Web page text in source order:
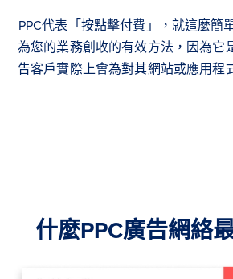
PPC代表「按點擊付費」，就這麼簡
為您的業務創收的有效方法，因為它
告客戶實際上會為對其網站或應用程
什麼PPC廣告網絡